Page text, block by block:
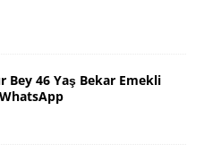
Bey 46 Yaş Bekar Emekli